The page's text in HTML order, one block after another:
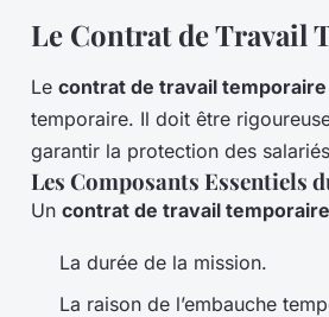
Le Contrat de Travail
Le contrat de travail temporaire
temporaire. Il doit être
garantir la protection des
Les Composants Essentiels
Un contrat de travail temporaire
La durée de la mission.
La raison de l’embauche